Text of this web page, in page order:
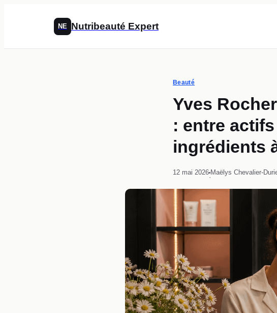
NE Nutribeauté Expert
Beauté
Yves
: entre
ingrédients
12 mai 2026
·
Maëlys Chevalier-